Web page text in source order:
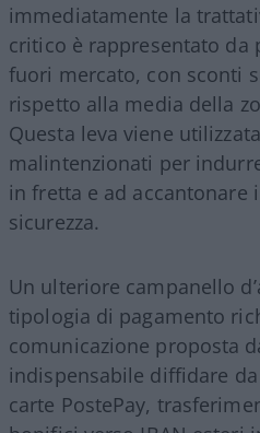
immediatamente la
critico è rappresentato da
fuori mercato, con sconti
rispetto alla media della
Questa leva viene
malintenzionati per
in fretta e ad accantonare
sicurezza.
Un ulteriore campanello
tipologia di pagamento
comunicazione proposta
indispensabile diffidare
carte PostePay,